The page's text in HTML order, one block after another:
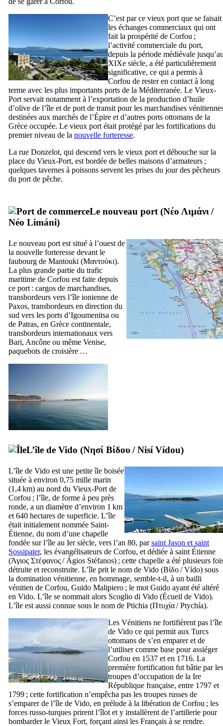
C’est par ce vieux port que se faisait
les échanges commerciaux qui ont
fait la prospérité de Corfou ;
l’activité commerciale du port,
depuis la période médiévale
XIXe siècle, a été particulièrement
significative, ce qui a permis à
Corfou de rester en contact à long
terme avec les plus importants ports de la Méditerranée. Le Vieux-
Port servait notamment à l’exportation de la production d’huile
d’olive de l’île et de port de transit pour les marchandises
destinées aux marchés de l’Épire et d’autres ports ottomans de la
Grèce occupée. Le vieux port était protégé par les fortifications du
premier niveau de la nouvelle forteresse.
La rue Donzelot, qui descend vers le vieux port et débouche sur la
place du Vieux-Port, est bordée de belles maisons d’armateurs ;
quelques tavernes à poissons servent les prises du jour des pêcheurs
du port de pêche.
Le nouveau port (Νέο Λιμάνι/
Néo Limáni)
Le nouveau port est situé à l’ouest de
la nouvelle forteresse devant le
faubourg de Mantouki (Μαντούκι).
La plus grande partie du trafic
maritime de Corfou est faite depuis
ce port : cargos de marchandises,
transbordeurs vers l’île ionienne de
Paxos, transbordeurs en direction du
sud vers les ports d’Igoumenitsa ou
de Patras, en Grèce continentale,
transbordeurs internationaux vers
Bari, Ancône ou même Venise,
paquebots de croisière …
L’île de Vido (Νησί Βίδου/Nisí Vídou)
L’île de Vido est une petite île boisée
située à environ 0,75 mille marin
(1,4 km) au nord du Vieux-Port de
Corfou ; l’île, de forme à peu près
ronde, a un diamètre d’environ 1 km
et 640 hectares de superficie. L’île
était initialement nommée Saint-
Étienne, du nom d’une chapelle
fondée sur l’île au Iersiècle, vers l’an 80, parsaint Jason et saint
Sossipater, les évangélisateurs de Corfou, et dédiée à saint Étienne
(Άγιος Στέφανος/ Ágios Stéfanos) ; cette chapelle a été plusieurs
détruite et reconstruite. L’île prit le nom de Vido (Βίδο/Vído) sous
la domination vénitienne, en hommage, semble-t-il, à un bailli
vénitien de Corfou, Guido Malipiero ; le mot Guido ayant été altéré
en Vido. L’île se nommait alors Scoglio di Vido (Écueil de Vido).
L’île est aussi connue sous le nom de Ptichia (Πτυχία/Ptychía).
Les Vénitiens ne fortifièrent pas l’île
de Vido ce qui permit aux Turcs
ottomans de s’en emparer et de
l’utiliser comme base pour assiéger
Corfou en 1537 et en 1716. La
première fortification fut bâtie par les
troupes d’occupation de la Ire
République française, entre 1797 et
1799 ; cette fortification n’empêcha pas les troupes russes de
s’emparer de l’île de Vido, en prélude à la libération de Corfou ; les
forces russo-turques prirent l’îlot et y installèrent de l’artillerie pour
bombarder le Vieux Fort, forçant ainsi les Français à se rendre.